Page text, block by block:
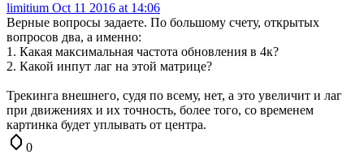
limitium Oct 11 2016 at 14:06
Верные вопросы задаете. По большому счету, открытых
вопросов два, а именно:
1. Какая максимальная частота обновления в 4к?
2. Какой инпут лаг на этой матрице?
Трекинга внешнего, судя по всему, нет, а это увеличит и лаг
при движениях и их точность, более того, со временем
картинка будет уплывать от центра.
0